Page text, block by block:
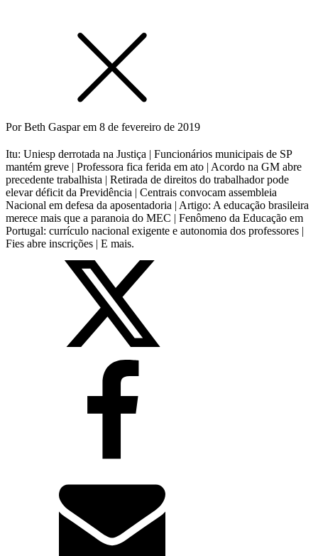
PorBeth Gasparem 8 de fevereiro de 2019
Itu: Uniesp derrotada na Justiça | Funcionários municipais de SP
mantém greve | Professora fica ferida em ato | Acordo na GM abre
precedente trabalhista | Retirada de direitos do trabalhador pode
elevar déficit da Previdência | Centrais convocam assembleia
Nacional em defesa da aposentadoria | Artigo: A educação brasileira
merece mais que a paranoia do MEC | Fenômeno da Educação em
Portugal: currículo nacional exigente e autonomia dos professores |
Fies abre inscrições | E mais.